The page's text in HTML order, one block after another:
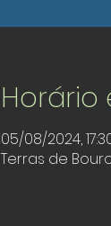
Horário
05/08/2024,
Terras de